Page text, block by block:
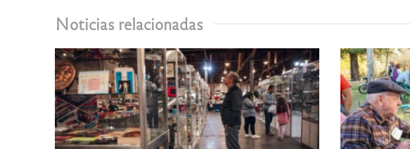
Noticias relacionadas